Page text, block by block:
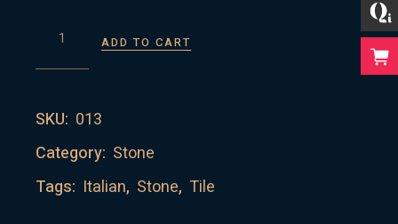
ADD TO CART
SKU: 013
Category: Stone
Tags: Italian, Stone, Tile